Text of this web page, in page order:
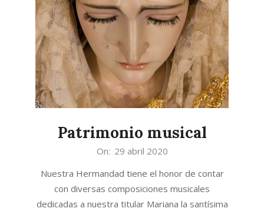
Patrimonio musical
29
On: 29 abril 2020
Nuestra Hermandad tiene el honor de contar
con diversas composiciones musicales
dedicadas a nuestra titular Mariana la santísima